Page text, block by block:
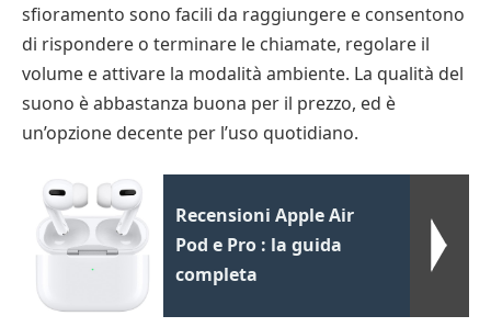
sfioramento sono facili da raggiungere e consentono
di rispondere o terminare le chiamate, regolare il
volume e attivare la modalità ambiente. La qualità del
suono è abbastanza buona per il prezzo, ed è
un’opzione decente per l’uso quotidiano.
Recensioni Apple Air
Pod e Pro : la guida
completa